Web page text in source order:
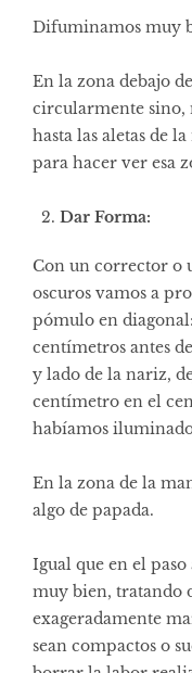
Difuminamos muy
En la zona debajo
circularmente sino,
hasta las aletas de
para hacer ver esa
Dar Forma:
Con un corrector o
oscuros vamos a
pómulo en
centímetros antes
y lado de la nariz,
centímetro en el
habíamos
En la zona de la
algo de papada.
Igual que en el
muy bien, tratando
exageradamente
sean compactos o